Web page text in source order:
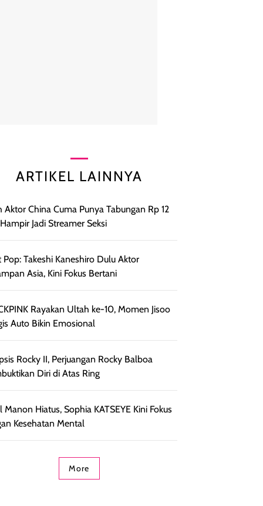
ARTIKEL LAINNYA
Aktor China Cuma Punya Tabungan Rp 12
Hampir Jadi Streamer Seksi
Pop: Takeshi Kaneshiro Dulu Aktor
Asia, Kini Fokus Bertani
Rayakan Ultah ke-10, Momen Jisoo
Auto Bikin Emosional
Rocky II, Perjuangan Rocky Balboa
Diri di Atas Ring
Manon Hiatus, Sophia KATSEYE Kini Fokus
Kesehatan Mental
More